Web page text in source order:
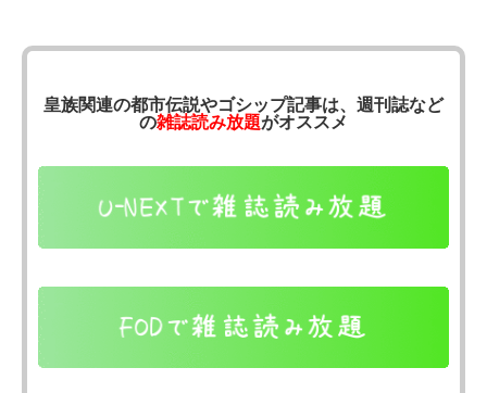
皇族関連の都市伝説やゴシップ記事は、週刊誌など
の雑誌読み放題がオススメ